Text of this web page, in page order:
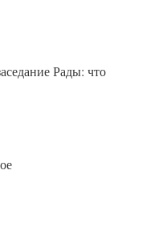
Рады: что